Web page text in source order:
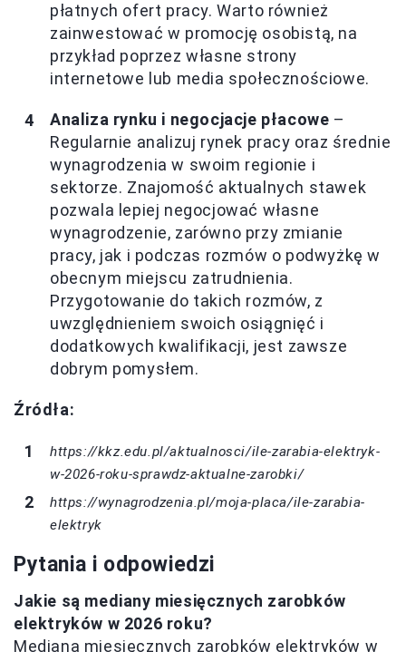
płatnych ofert pracy. Warto również
zainwestować w promocję osobistą, na
przykład poprzez własne strony
internetowe lub media społecznościowe.
Analiza rynku i negocjacje płacowe –
Regularnie analizuj rynek pracy oraz średnie
wynagrodzenia w swoim regionie i
sektorze. Znajomość aktualnych stawek
pozwala lepiej negocjować własne
wynagrodzenie, zarówno przy zmianie
pracy, jak i podczas rozmów o podwyżkę w
obecnym miejscu zatrudnienia.
Przygotowanie do takich rozmów, z
uwzględnieniem swoich osiągnięć i
dodatkowych kwalifikacji, jest zawsze
dobrym pomysłem.
Źródła:
https://kkz.edu.pl/aktualnosci/ile-zarabia-elektryk-
w-2026-roku-sprawdz-aktualne-zarobki/
https://wynagrodzenia.pl/moja-placa/ile-zarabia-
elektryk
Pytania i odpowiedzi
Jakie są mediany miesięcznych zarobków
elektryków w 2026 roku?
Mediana miesięcznych zarobków elektryków w